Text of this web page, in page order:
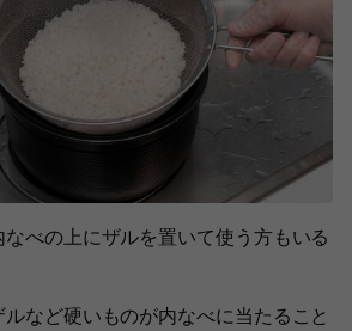
べの上にザルを置いて使う方もいる
など硬いものが内なべに当たること